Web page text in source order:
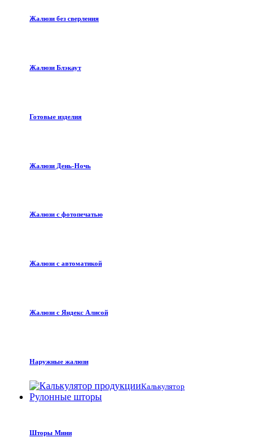
Жалюзи без сверления
Жалюзи Блэкаут
Готовые изделия
Жалюзи День-Ночь
Жалюзи с фотопечатью
Жалюзи с автоматикой
Жалюзи с Яндекс Алисой
Наружные жалюзи
Калькулятор
Рулонные шторы
Шторы Мини